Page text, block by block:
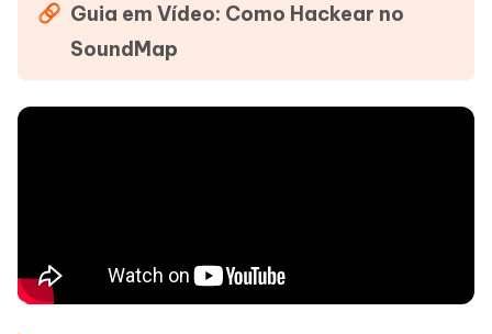
Guia em Vídeo: Como Hackear no
SoundMap